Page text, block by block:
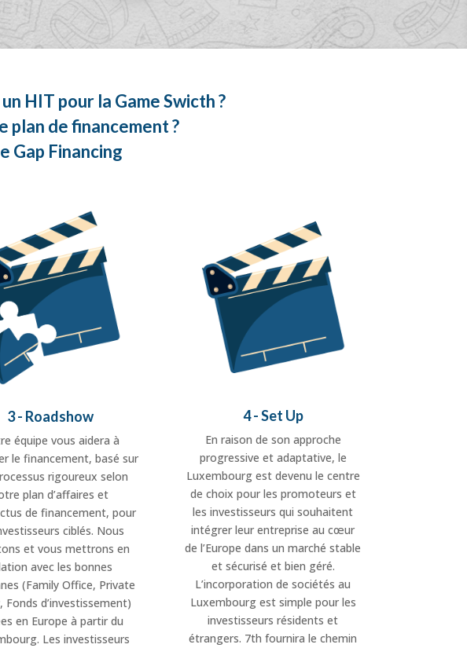
HIT pour la Game Swicth ?
plan de financement ?
Gap Financing
3 - Roadshow
équipe vous aidera à
le financement, basé sur
rigoureux selon
plan d’affaires et
de financement, pour
ciblés. Nous
et vous mettrons en
avec les bonnes
(Family Office, Private
Fonds d’investissement)
en Europe à partir du
Les investisseurs
4 - Set Up
En raison de son approche
progressive et adaptative, le
Luxembourg est devenu le centre
de choix pour les promoteurs et
les investisseurs qui souhaitent
intégrer leur entreprise au cœur
de l’Europe dans un marché stable
et sécurisé et bien géré.
L’incorporation de sociétés au
Luxembourg est simple pour les
investisseurs résidents et
étrangers. 7th fournira le chemin